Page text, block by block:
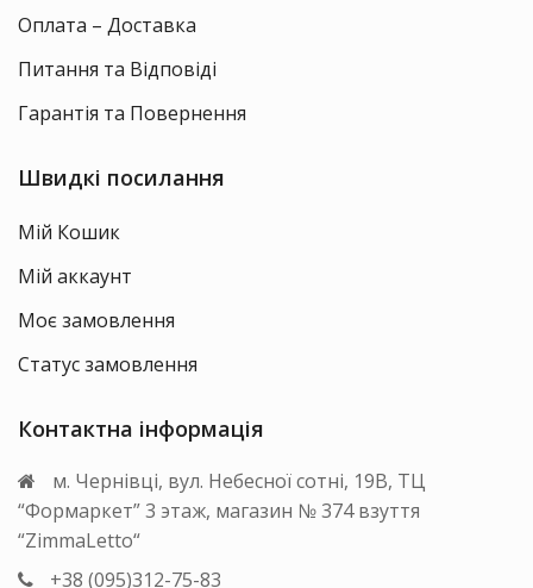
Оплата – Доставка
Питання та Відповіді
Гарантія та Повернення
Швидкі посилання
Мій Кошик
Мій аккаунт
Моє замовлення
Статус замовлення
Контактна інформація
м. Чернівці, вул. Небесної сотні, 19В, ТЦ
“Формаркет” 3 этаж, магазин № 374 взуття
“ZimmaLetto“
+38 (095)312-75-83